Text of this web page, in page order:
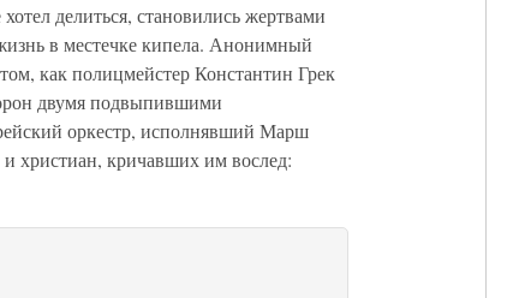
делиться, становились жертвами
в местечке кипела. Анонимный
как полицмейстер Константин Грек
двумя подвыпившими
оркестр, исполнявший Марш
и христиан, кричавших им вослед: